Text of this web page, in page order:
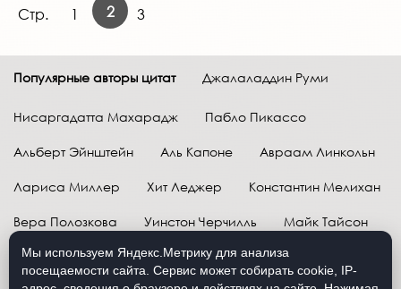
Стр. 1 2 3
Популярные авторы цитат Джалаладдин Руми
Нисаргадатта Махарадж Пабло Пикассо
Альберт Эйнштейн Аль Капоне Авраам Линкольн
Лариса Миллер Хит Леджер Константин Мелихан
Вера Полозкова Уинстон Черчилль Майк Тайсон
Марк Твен Расул Гамзатов Грег Плитт
Мы используем Яндекс.Метрику для анализа
посещаемости сайта. Сервис может собирать cookie, IP-